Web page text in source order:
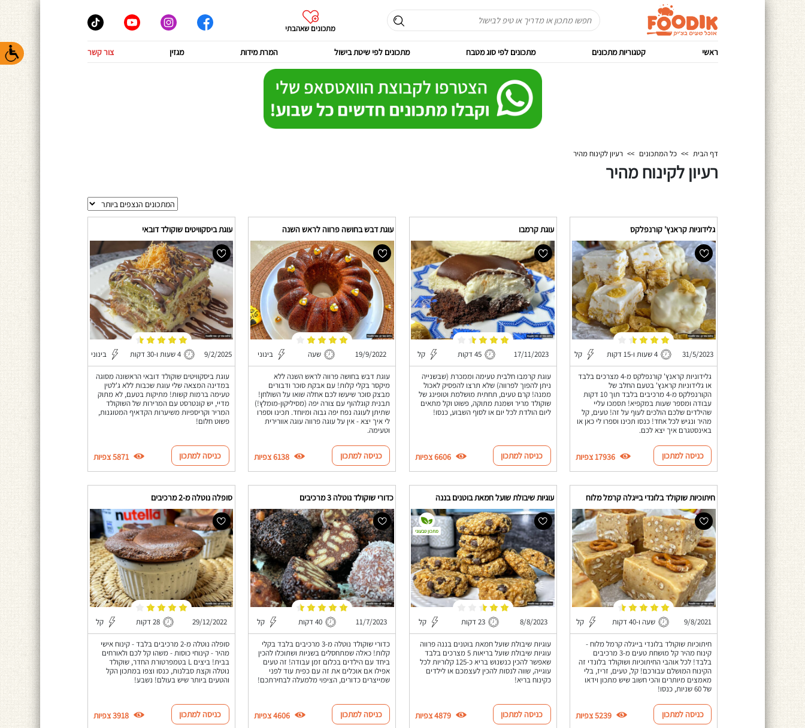
מתכונים שאהבתי
ראשי קטגוריות מתכונים מתכונים לפי סוג מטבח מתכונים לפי שיטת בישול המרת מידות מגזין צור קשר
דף הבית >> כל המתכונים >> רעיון לקינוח מהיר
רעיון לקינוח מהיר
גלידוניות קראנץ' קורנפלקס
31/5/2023 4 שעות ו-15 דקות קל
גלידוניות קראנץ' קורנפלקס מ-4 מצרכים בלבד
או גלידוניות קראנץ' בטעם החלב של
הקורנפלקס מ-4 מרכיבים בלבד תוך 10 דקות
עבודה ומספר שעות במקפיא! תסמכו עליי
שהילדים שלכם הולכים לעוף על זה! טעים, קל
מהיר ונגיש לכל אחד! כנסו תכינו וספרו לי כאן או
באינסטגרם איך יצא לכם.
כניסה למתכון 17936 צפיות
עוגת קרמבו
17/11/2023 45 דקות קל
עוגת קרמבו חלבית טעימה וממכרת (שבשנייה
ניתן להפוך לפרווה) שלא תרצו להפסיק לאכול
ממנה! קרם טעים, תחתית מושלמת וטופינג של
שוקולד מריר ושמנת מתוקה, פשוט וקל מתאים
ליום הולדת לכל יום או לסוף השבוע, כנסו!
כניסה למתכון 6606 צפיות
עוגת דבש בחושה פרווה לראש השנה
19/9/2022 שעה בינוני
עוגת דבש בחושה פרווה לראש השנה ללא
מיקסר בקלי קלות! עם אבקת סוכר ודבורים
מבצק סוכר שיעשו לכם אחלה שואו על השולחן!
תבנית קוגלהוף עם צורה יפה (מסיליקון-מומלץ!)
שתיתן לעוגה נפח יפה גבוה ומיוחד. תכינו וספרו
לי איך יצא - אין על עוגה פרווה עוגה אוורירית
וטעימה.
כניסה למתכון 6138 צפיות
עוגת ביסקוויטים שוקולד דובאי
9/2/2025 4 שעות ו-30 דקות בינוני
עוגת ביסקוויטים שוקולד דובאי הראשונה מסוגה
במדינה המצאה שלי עוגת שכבות ללא ג'לטין
טעימה ברמות קשות! מתיקות בטעם, לא מתוק
מדיי, יש קונטרסט עם המרירות של השוקולד
המריר וקריספיות משיערות הקדאיף המטוגנות,
פשוט חלום!
כניסה למתכון 5871 צפיות
חיתוכיות שוקולד בלונדי בייגלה קרמל מלוח
9/8/2021 שעה ו-40 דקות קל
חיתוכיות שוקולד בלונדי בייגלה קרמל מלוח -
קינוח מהיר קל מושחת טעים מ-3 מרכיבים
בלבד! לכל אוהבי החיתוכיות ושוקולד בלונדי זה
הקינוח המושלם עבורכם! קל, טעים, זריז, בלי
מאמצים מיותרים והכי חשוב שיש מתכון וידאו
של 60 שניות, כנסו!
כניסה למתכון 5239 צפיות
עוגיות שיבולת שועל חמאת בוטנים בננה
8/8/2023 23 דקות קל
עוגיות שיבולת שועל חמאת בוטנים בננה פרווה
עוגיות שיבולת שועל בריאות 5 מצרכים בלבד
שאפשר להכין כנשנוש בריא כ-125 קלוריות לכל
עוגייה, שווה לנסות להכין לעצמכם או לילדים
כקינוח בריא!
מתכון טבעוני
כניסה למתכון 4879 צפיות
כדורי שוקולד נוטלה 3 מרכיבים
11/7/2023 40 דקות קל
כדורי שוקולד נוטלה מ-3 מרכיבים בלבד בקלי
קלות! כאלה שמתחסלים בשניות ושתוכלו להכין
ביחד עם הילדים בכלום זמן עבודה! זה טעים
אפילו אם אוכלים את זה עם כפית עוד לפני
שמייצרים כדורים, הציפוי מלמעלה לבחירתכם!
כניסה למתכון 4606 צפיות
סופלה נוטלה מ-2 מרכיבים
29/12/2022 28 דקות קל
סופלה נוטלה מ-2 מרכיבים בלבד - קינוח אישי
מהיר - קינוחי כוסות - משהו קל לכם ולאורחים
בבית! ביצים L בטמפרטורת החדר, שוקולד
נוטלה וקצת סבלנות, כנסו וצפו במתכון הקל
והטעים ביותר שיש בעולם! נשבע!
כניסה למתכון 3918 צפיות